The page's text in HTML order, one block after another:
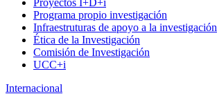
Proyectos I+D+i
Programa propio investigación
Infraestruturas de apoyo a la investigación
Ética de la Investigación
Comisión de Investigación
UCC+i
Internacional